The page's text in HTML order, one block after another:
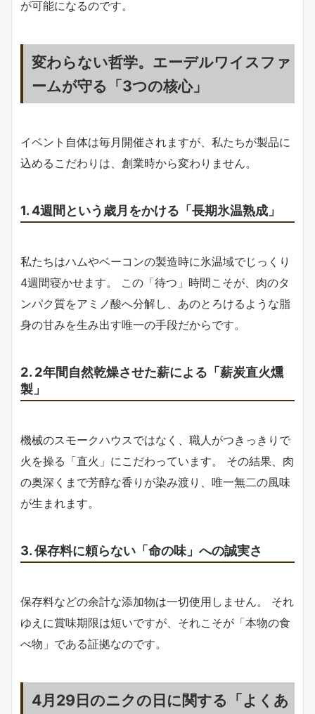
が可能になるのです。
変わらない哲学。エーデルワイスファ
ームが守る「3つの核心」
イベント自体は毎月開催されますが、私たちが製品に
込めるこだわりは、創業時から変わりません。
1. 4週間という歳月をかける「長期氷温熟成」
私たちはハムやベーコンの製造時に氷温域でじっくり
4週間寝かせます。 この「待つ」時間こそが、肉のタ
ンパク質をアミノ酸へ分解し、あのとろけるような脂
身の甘みを生み出す唯一の手段だからです。
2. 2年間自然乾燥させた薪による「薪炭直火燻
製」
機械のスモークハウスではなく、職人がつきっきりで
火を操る「直火」にこだわっています。 その結果、肉
の奥深くまで芳醇な香りが染み渡り、唯一無二の風味
が生まれます。
3. 保存料に頼らない「命の味」への誠実さ
保存料などの余計な添加物は一切使用しません。 それ
ゆえに賞味期限は短いですが、それこそが「本物の食
べ物」である証拠なのです。
4月29日のニクの日に関する「よくあ